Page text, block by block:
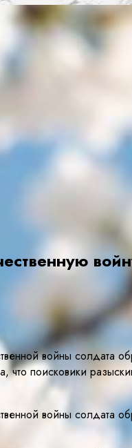
войны солдата
поисковики
войны солдата